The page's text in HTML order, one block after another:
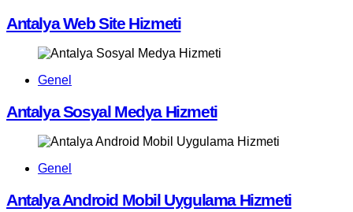
Antalya Web Site Hizmeti
Genel
Antalya Sosyal Medya Hizmeti
Genel
Antalya Android Mobil Uygulama Hizmeti